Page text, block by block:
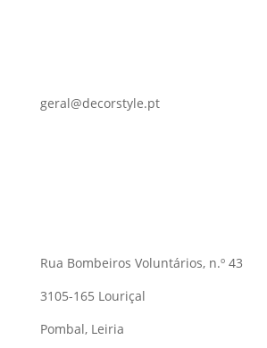
geral@decorstyle.pt
Rua Bombeiros Voluntários, n.º 43
3105-165 Louriçal
Pombal, Leiria